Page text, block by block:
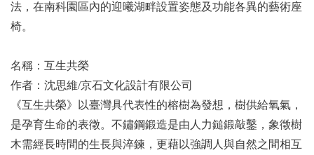
法，在南科園區內的迎曦湖畔設置姿態及功能各異的藝術座
椅。
名稱：互生共榮
作者：沈思維/京石文化設計有限公司
《互生共榮》以臺灣具代表性的榕樹為發想，樹供給氧氣，
是孕育生命的表徵。不鏽鋼鍛造是由人力鎚鍛敲鑿，象徵樹
木需經長時間的生長與淬鍊，更藉以強調人與自然之間相互